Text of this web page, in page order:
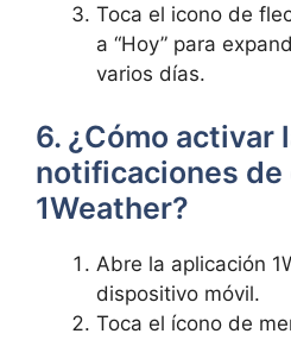
Toca el icono de
a “Hoy” para
varios días.
6. ¿Cómo activar
notificaciones de
1Weather?
Abre la aplicación
dispositivo móvil.
Toca el ícono de